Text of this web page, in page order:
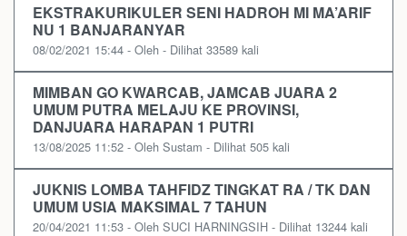
EKSTRAKURIKULER SENI HADROH MI MA’ARIF
NU 1 BANJARANYAR
08/02/2021 15:44 - Oleh - Dilihat 33589 kali
MIMBAN GO KWARCAB, JAMCAB JUARA 2
UMUM PUTRA MELAJU KE PROVINSI,
DANJUARA HARAPAN 1 PUTRI
13/08/2025 11:52 - Oleh Sustam - Dilihat 505 kali
JUKNIS LOMBA TAHFIDZ TINGKAT RA / TK DAN
UMUM USIA MAKSIMAL 7 TAHUN
20/04/2021 11:53 - Oleh SUCI HARNINGSIH - Dilihat 13244 kali